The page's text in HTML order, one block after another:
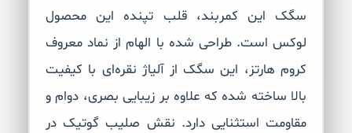
سگک این کمربند، قلب تپنده این محصول
لوکس است. طراحی شده با الهام از نماد معروف
کروم هارتز، این سگک از آلیاژ نقره‌ای با کیفیت
بالا ساخته شده که علاوه بر زیبایی بصری، دوام و
مقاومت استثنایی دارد. نقش صلیب گوتیک در